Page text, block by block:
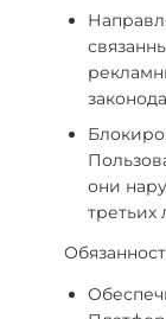
они
третьих